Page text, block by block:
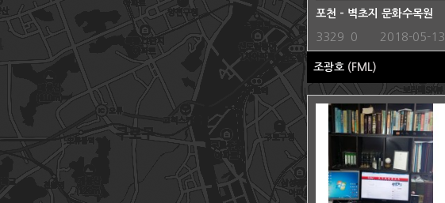
포천 - 벽초지 문화수목원
3329 0 2018-05-13
조광호 (FML)